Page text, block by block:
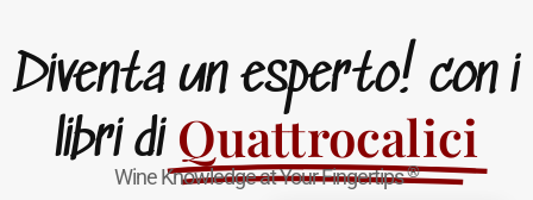
Diventa un esperto! con i
libri di Quattrocalici
Wine Knowledge at Your Fingertips®